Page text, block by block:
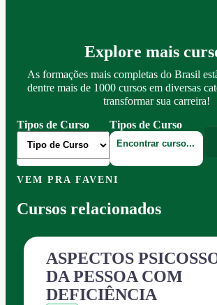
Explore mais
As formações mais completas do Brasil
dentre mais de 1000 cursos em diversas
transformar sua carreira!
Tipos de Curso
Tipos de Curso
VEM PRA FAVENI
Cursos relacionados
ASPECTOS
DA PESSOA COM
DEFICIÊNCIA